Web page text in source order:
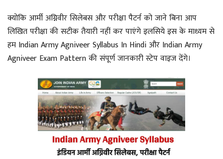
क्योकि आर्मी अग्निवीर सिलेबस और परीक्षा पैटर्न को जाने बिना आप
लिखित परीक्षा की सटीक तैयारी नहीं कर पाएंगे इलसिये इस के माध्यम से
हम Indian Army Agniveer Syllabus In Hindi और Indian Army
Agniveer Exam Pattern की संपूर्ण जानकारी स्टेप वाइज देंगे।